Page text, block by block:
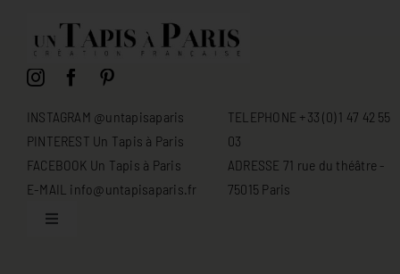
INSTAGRAM @untapisaparis
PINTEREST Un Tapis à Paris
FACEBOOK Un Tapis à Paris
E-MAIL info@untapisaparis.fr
TELEPHONE +33 (0) 1 47 42 55
03
ADRESSE 71 rue du théâtre -
75015 Paris
Toggle